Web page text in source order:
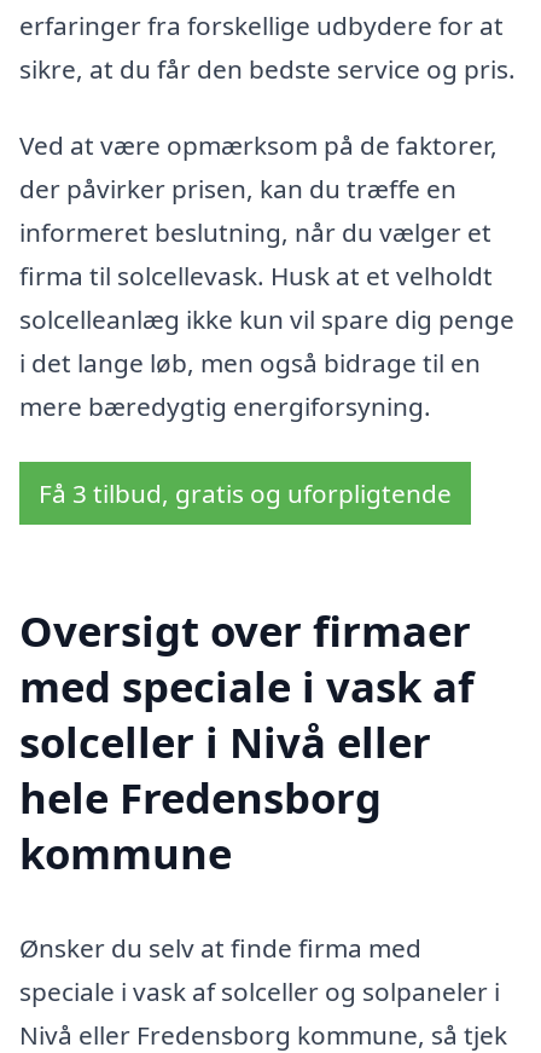
erfaringer fra forskellige udbydere for at
sikre, at du får den bedste service og pris.
Ved at være opmærksom på de faktorer,
der påvirker prisen, kan du træffe en
informeret beslutning, når du vælger et
firma til solcellevask. Husk at et velholdt
solcelleanlæg ikke kun vil spare dig penge
i det lange løb, men også bidrage til en
mere bæredygtig energiforsyning.
Få 3 tilbud, gratis og uforpligtende
Oversigt over firmaer
med speciale i vask af
solceller i Nivå eller
hele Fredensborg
kommune
Ønsker du selv at finde firma med
speciale i vask af solceller og solpaneler i
Nivå eller Fredensborg kommune, så tjek